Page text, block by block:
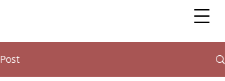
Post